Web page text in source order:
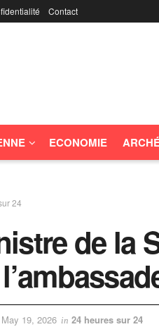
Contact
ECONOMIE
24
de la
May 19, 2026 in 24 heures sur 24